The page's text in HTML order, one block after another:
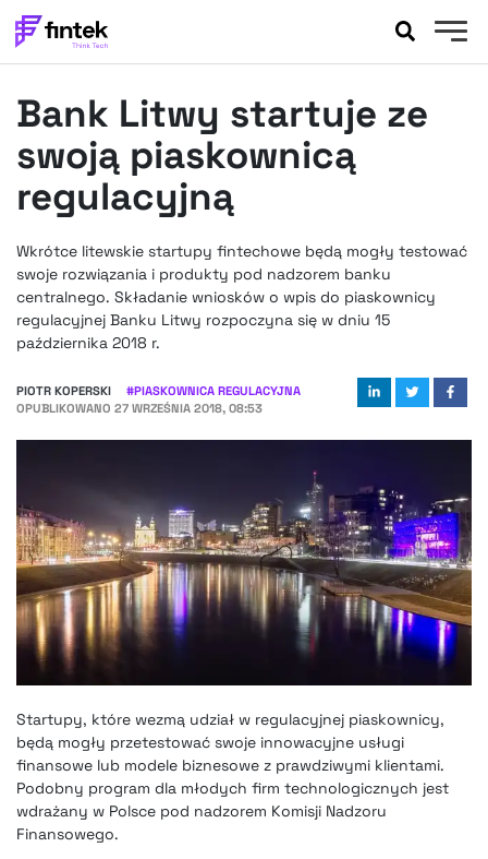
BANKOWOŚĆ
EVENTY
FELIETONY
WYWIADY
PODCASTY
FINTEKEXTRA
OKIEM EKSPERTA
Bank Litwy startuje ze
swoją piaskownicą
regulacyjną
Wkrótce litewskie startupy fintechowe będą mogły testować
swoje rozwiązania i produkty pod nadzorem banku
centralnego. Składanie wniosków o wpis do piaskownicy
regulacyjnej Banku Litwy rozpoczyna się w dniu 15
października 2018 r.
PIOTR KOPERSKI #PIASKOWNICA REGULACYJNA
OPUBLIKOWANO 27 WRZEŚNIA 2018, 08:53
Startupy, które wezmą udział w regulacyjnej piaskownicy,
będą mogły przetestować swoje innowacyjne usługi
finansowe lub modele biznesowe z prawdziwymi klientami.
Podobny program dla młodych firm technologicznych jest
wdrażany w Polsce pod nadzorem Komisji Nadzoru
Finansowego.